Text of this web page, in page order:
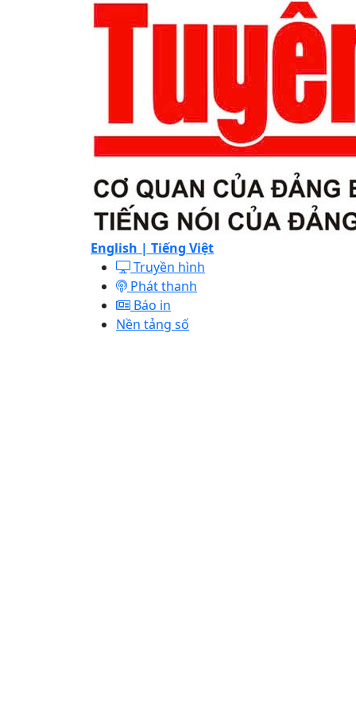
English | Tiếng Việt
Truyền hình
Phát thanh
Báo in
Nền tảng số